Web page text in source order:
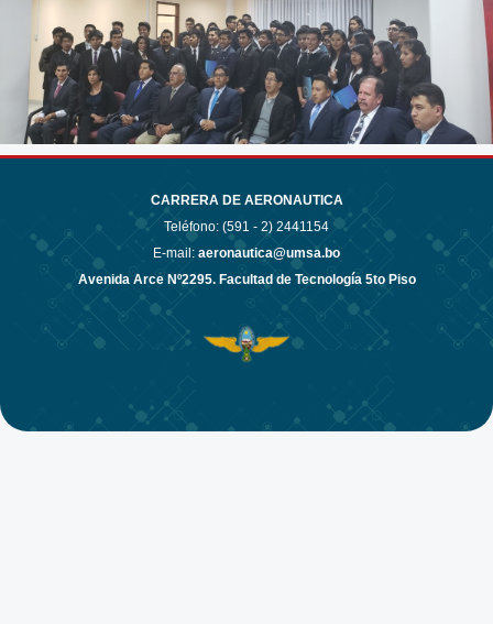
CARRERA DE AERONAUTICA
Teléfono: (591 - 2) 2441154
E-mail: aeronautica@umsa.bo
Avenida Arce Nº2295. Facultad de Tecnología 5to Piso